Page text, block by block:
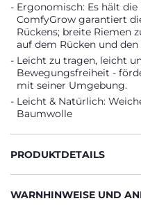
Ergonomisch: Es hält
ComfyGrow garantiert
Rückens; breite Riemen
auf dem Rücken und
Leicht zu tragen, leicht
Bewegungsfreiheit -
mit seiner Umgebung.
Leicht & Natürlich:
Baumwolle
PRODUKTDETAILS
WARNHINWEISE UND